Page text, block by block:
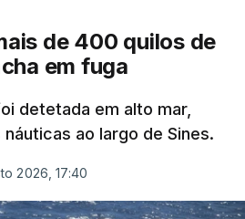
de 400 quilos de
em fuga
detetada em alto mar,
ao largo de Sines.
2026, 17:40